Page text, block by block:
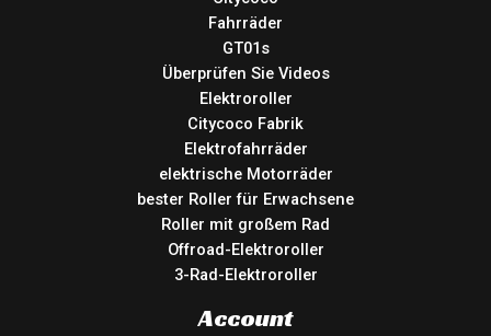
Fahrräder
GT01s
Überprüfen Sie Videos
Elektroroller
Citycoco Fabrik
Elektrofahrräder
elektrische Motorräder
bester Roller für Erwachsene
Roller mit großem Rad
Offroad-Elektroroller
3-Rad-Elektroroller
Account